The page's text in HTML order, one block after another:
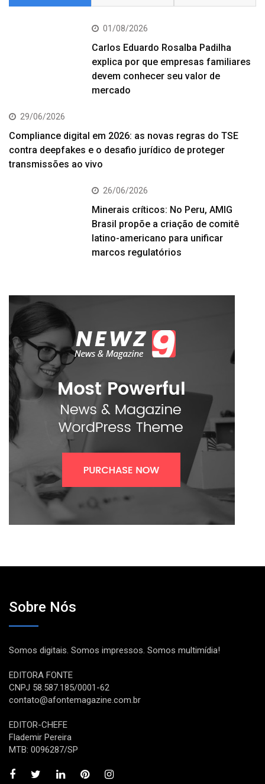
01/08/2026
Carlos Eduardo Rosalba Padilha
explica por que empresas familiares
devem conhecer seu valor de
mercado
29/06/2026
Compliance digital em 2026: as novas regras do TSE
contra deepfakes e o desafio jurídico de proteger
transmissões ao vivo
26/06/2026
Minerais críticos: No Peru, AMIG
Brasil propõe a criação de comitê
latino-americano para unificar
marcos regulatórios
Sobre Nós
Somos digitais. Somos impressos. Somos multimídia!
EDITORA FONTE
CNPJ 58.587.185/0001-62
contato@afontemagazine.com.br
EDITOR-CHEFE
Flademir Pereira
MTB: 0096287/SP